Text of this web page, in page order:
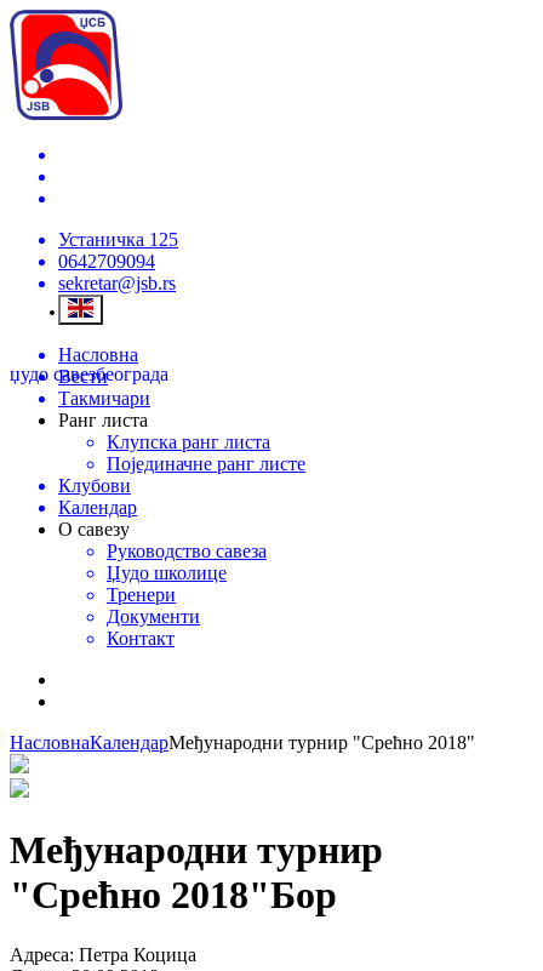
Устаничка 125
0642709094
sekretar@jsb.rs
џудо савезбеограда
Насловна
Вести
Такмичари
Ранг листа
Клупска ранг листа
Појединачне ранг листе
Клубови
Календар
О савезу
Руководство савеза
Џудо школице
Тренери
Документи
Контакт
НасловнаКалендарМеђународни турнир "Срећно 2018"
Међународни турнир
"Срећно 2018"Бор
Адреса: Петра Коцица